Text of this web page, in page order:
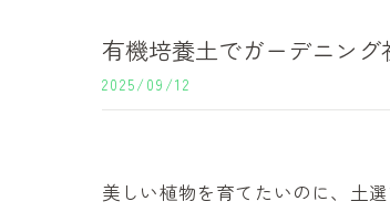
有機培養土でガーデニン
2025/09/12
美しい植物を育てたいのに、土